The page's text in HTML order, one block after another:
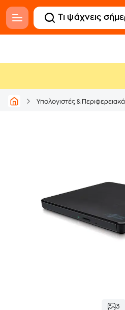
Υπολογιστές & Περιφερειακά
3